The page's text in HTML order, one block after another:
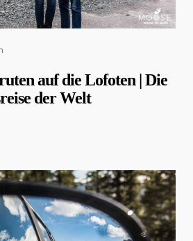
auf die Lofoten | Die
der Welt